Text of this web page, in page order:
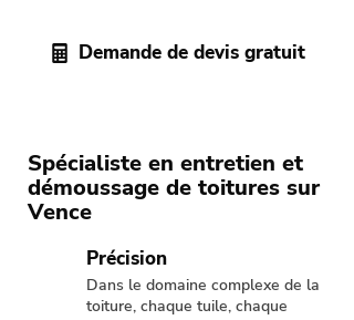
Demande de devis gratuit
Spécialiste en entretien et
démoussage de toitures sur
Vence
Précision
Dans le domaine complexe de la
toiture, chaque tuile, chaque